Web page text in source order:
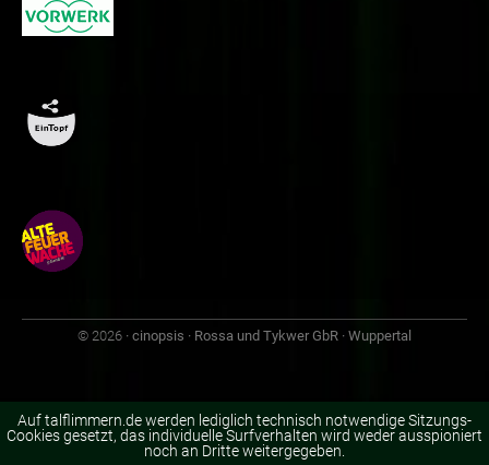
© 2026 · cinopsis · Rossa und Tykwer GbR · Wuppertal
Auf talflimmern.de werden lediglich technisch notwendige Sitzungs-
Cookies gesetzt, das individuelle Surfverhalten wird weder ausspioniert
noch an Dritte weitergegeben.